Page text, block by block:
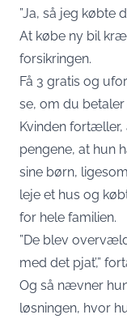
”Ja, så jeg købte
At købe ny bil
forsikringen.
Få 3 gratis og
se, om du
Kvinden fortæller,
pengene, at hun
sine børn,
leje et hus og
for hele familien.
”De blev
med det pjat’,”
Og så nævner
løsningen, hvor